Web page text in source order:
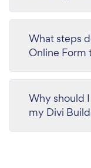
What steps
Online Form
Why should
my Divi